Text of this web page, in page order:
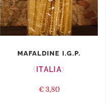
MAFALDINE I.G.P.
ITALIA
€ 3,80